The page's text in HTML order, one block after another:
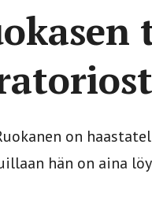
on
hän on aina